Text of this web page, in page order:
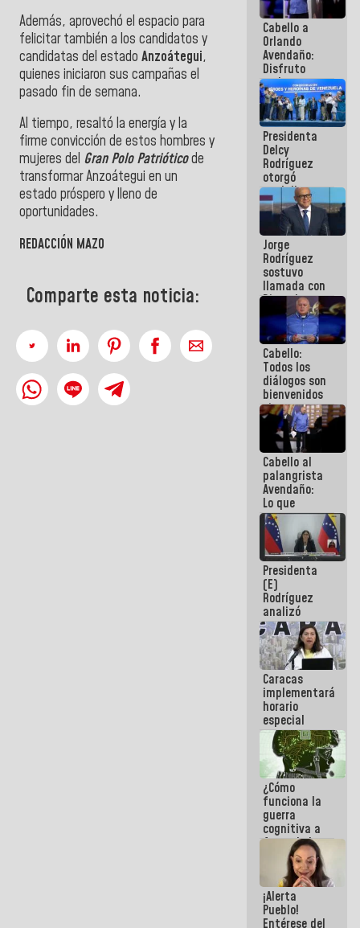
Además, aprovechó el espacio para
felicitar también a los candidatos y
candidatas del estado Anzoátegui,
quienes iniciaron sus campañas el
pasado fin de semana.
Al tiempo, resaltó la energía y la
firme convicción de estos hombres y
mujeres del Gran Polo Patrióticode
transformar Anzoátegui en un
estado próspero y lleno de
oportunidades.
REDACCIÓN MAZO
Comparte esta noticia:
Cabello a
Orlando
Avendaño:
Disfruto
cada vez
que escribes
porque lo
que haces
es
embarrarla
Presidenta
Delcy
Rodríguez
otorgó
medalla
"Héroe de
Venezuela"
a servidores
públicos
Jorge
Rodríguez
sostuvo
llamada con
Dinorah
Figuera y
acuerdan
primer
encuentro
presencial
para el
diálogo
Cabello:
Todos los
diálogos son
bienvenidos
siempre que
estén en el
marco de la
Constitución
de la
República
Cabello al
palangrista
Avendaño:
Lo que
vayas a
escribir
hazlo hoy
por que no
sabemos si
la semana
que viene
hay
programa
Presidenta
(E)
Rodríguez
analizó
junto a
gobernadores
planes de
recuperación
del Sistema
Eléctrico
Nacional
Caracas
implementará
horario
especial
para
adaptarse
al plan de
ahorro
energético
¿Cómo
funciona la
guerra
cognitiva a
favor de la
narrativa
hegemónica?
(1)
¡Alerta
Pueblo!
Entérese del